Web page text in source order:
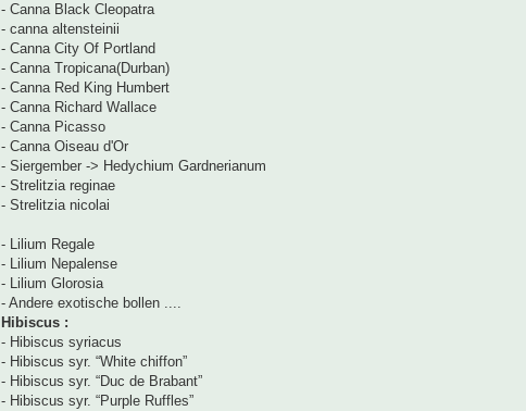
- Canna Black Cleopatra
- canna altensteinii
- Canna City Of Portland
- Canna Tropicana(Durban)
- Canna Red King Humbert
- Canna Richard Wallace
- Canna Picasso
- Canna Oiseau d'Or
- Siergember -> Hedychium Gardnerianum
- Strelitzia reginae
- Strelitzia nicolai
- Lilium Regale
- Lilium Nepalense
- Lilium Glorosia
- Andere exotische bollen ....
Hibiscus :
- Hibiscus syriacus
- Hibiscus syr. “White chiffon”
- Hibiscus syr. “Duc de Brabant”
- Hibiscus syr. “Purple Ruffles”